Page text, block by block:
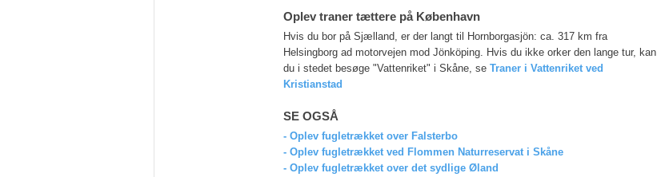
Oplev traner tættere på København
Hvis du bor på Sjælland, er der langt til Hornborgasjön: ca. 317 km fra
Helsingborg ad motorvejen mod Jönköping. Hvis du ikke orker den lange tur, kan
du i stedet besøge "Vattenriket" i Skåne, se Traner i Vattenriket ved
Kristianstad
SE OGSÅ
- Oplev fugletrækket over Falsterbo
- Oplev fugletrækket ved Flommen Naturreservat i Skåne
- Oplev fugletrækket over det sydlige Øland